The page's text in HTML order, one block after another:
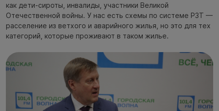
как дети-сироты, инвалиды, участники Великой
Отечественной войны. У нас есть схемы по системе РЗТ —
расселение из ветхого и аварийного жилья, но это для тех
категорий, которые проживают в таком жилье.